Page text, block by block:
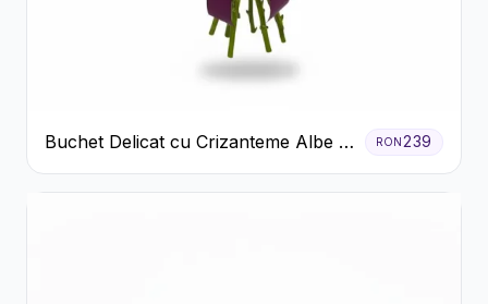
Buchet Delicat cu Crizanteme Albe și
Mov
RON239